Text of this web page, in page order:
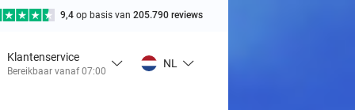
9,4 op basis van 205.790 reviews
Klantenservice
Bereikbaar vanaf 07:00
NL